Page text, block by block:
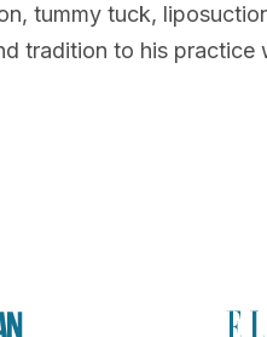
tummy tuck,
tradition to his practice